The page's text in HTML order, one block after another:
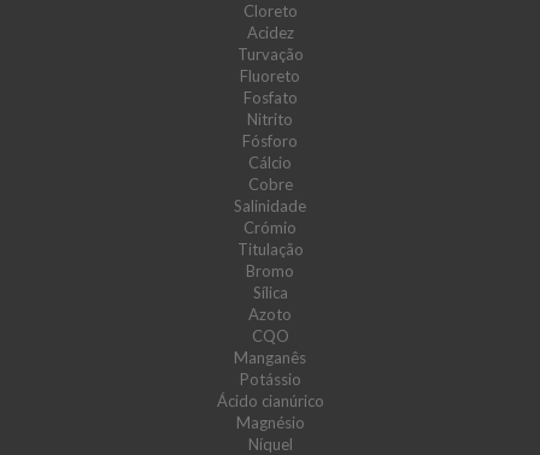
Cloreto
Acidez
Turvação
Fluoreto
Fosfato
Nitrito
Fósforo
Cálcio
Cobre
Salinidade
Crómio
Titulação
Bromo
Sílica
Azoto
CQO
Manganês
Potássio
Ácido cianúrico
Magnésio
Níquel